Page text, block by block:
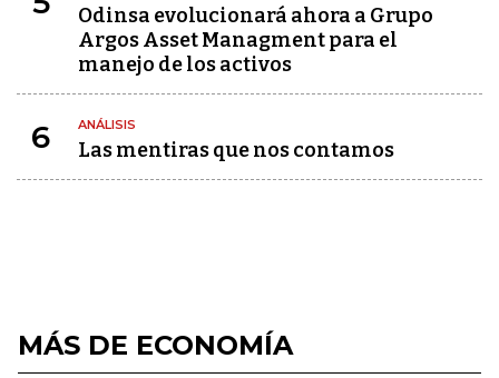
Odinsa evolucionará ahora a Grupo
Argos Asset Managment para el
manejo de los activos
6 ANÁLISIS
Las mentiras que nos contamos
MÁS DE ECONOMÍA